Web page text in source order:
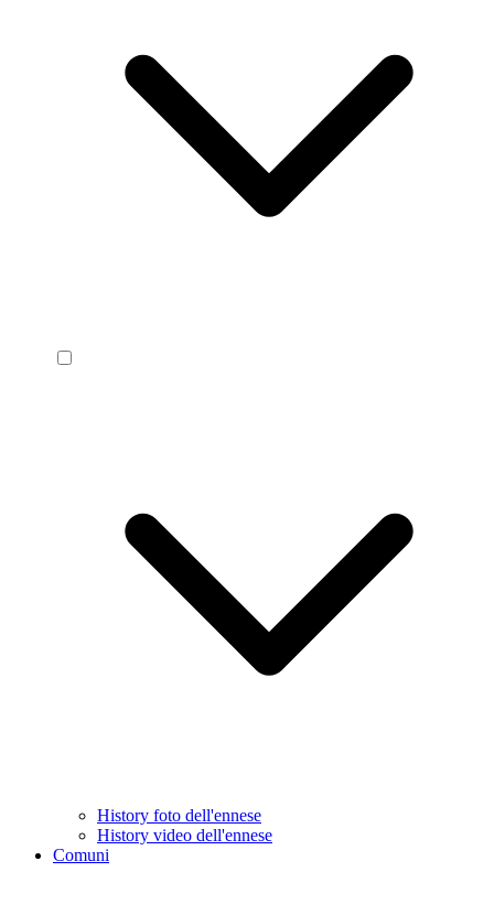
History foto dell'ennese
History video dell'ennese
Comuni